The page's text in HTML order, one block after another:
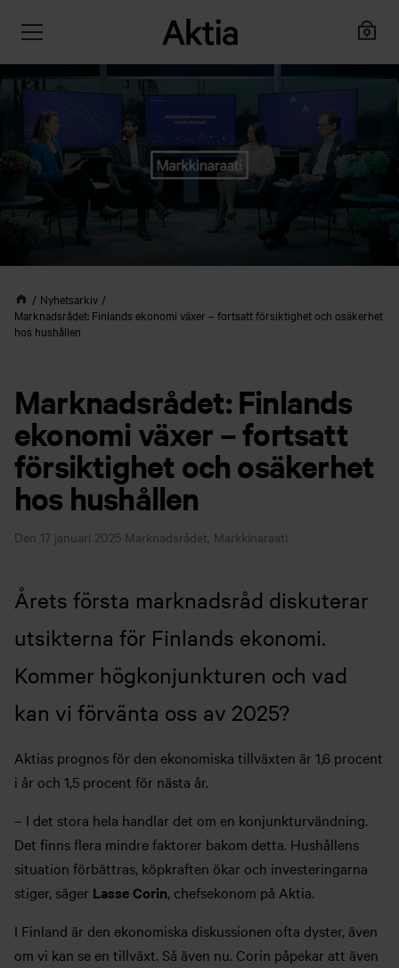
Nyhetsarkiv
Marknadsrådet: Finlands ekonomi växer – fortsatt försiktighet och osäkerhet
hos hushållen
Marknadsrådet: Finlands
ekonomi växer – fortsatt
försiktighet och osäkerhet
hos hushållen
Den 17 januari 2025 Marknadsrådet, Markkinaraati
Årets första marknadsråd diskuterar
utsikterna för Finlands ekonomi.
Kommer högkonjunkturen och vad
kan vi förvänta oss av 2025?
Aktias prognos för den ekonomiska tillväxten är 1,6 procent
i år och 1,5 procent för nästa år.
– I det stora hela handlar det om en konjunkturvändning.
Det finns flera mindre faktorer bakom detta. Hushållens
situation förbättras, köpkraften ökar och investeringarna
stiger, säger Lasse Corin, chefsekonom på Aktia.
I Finland är den ekonomiska diskussionen ofta dyster, även
om vi kan se en tillväxt. Så även nu. Corin påpekar att även